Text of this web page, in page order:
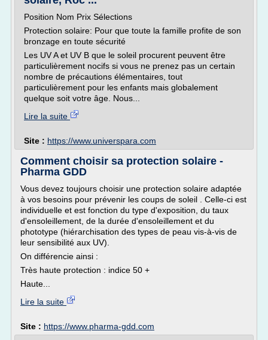
Position Nom Prix Sélections
Protection solaire: Pour que toute la famille profite de son
bronzage en toute sécurité
Les UV A et UV B que le soleil procurent peuvent être
particulièrement nocifs si vous ne prenez pas un certain
nombre de précautions élémentaires, tout
particulièrement pour les enfants mais globalement
quelque soit votre âge. Nous...
Lire la suite
Site : https://www.universpara.com
Comment choisir sa protection solaire -
Pharma GDD
Vous devez toujours choisir une protection solaire adaptée
à vos besoins pour prévenir les coups de soleil . Celle-ci est
individuelle et est fonction du type d'exposition, du taux
d'ensoleillement, de la durée d'ensoleillement et du
phototype (hiérarchisation des types de peau vis-à-vis de
leur sensibilité aux UV).
On différencie ainsi :
Très haute protection : indice 50 +
Haute...
Lire la suite
Site : https://www.pharma-gdd.com